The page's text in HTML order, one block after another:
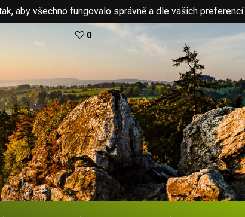
aby všechno fungovalo správně a dle vašich preferencí.
0